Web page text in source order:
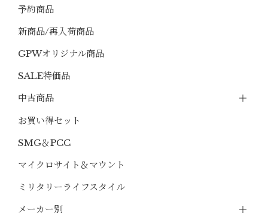
予約商品
新商品/再入荷商品
GPWオリジナル商品
SALE特価品
中古商品
お買い得セット
SMG＆PCC
マイクロサイト＆マウント
ミリタリーライフスタイル
メーカー別